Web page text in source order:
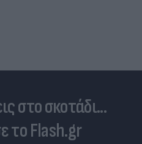
στο σκοτάδι...
το Flash.gr